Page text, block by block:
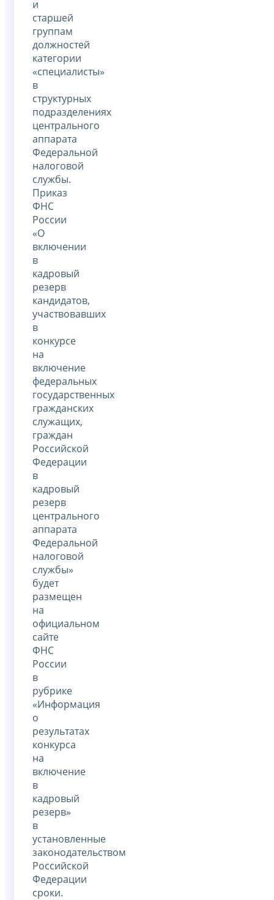
и
старшей
группам
должностей
категории
«специалисты»
в
структурных
подразделениях
центрального
аппарата
Федеральной
налоговой
службы.
Приказ
ФНС
России
«О
включении
в
кадровый
резерв
кандидатов,
участвовавших
в
конкурсе
на
включение
федеральных
государственных
гражданских
служащих,
граждан
Российской
Федерации
в
кадровый
резерв
центрального
аппарата
Федеральной
налоговой
службы»
будет
размещен
на
официальном
сайте
ФНС
России
в
рубрике
«Информация
о
результатах
конкурса
на
включение
в
кадровый
резерв»
в
установленные
законодательством
Российской
Федерации
сроки.